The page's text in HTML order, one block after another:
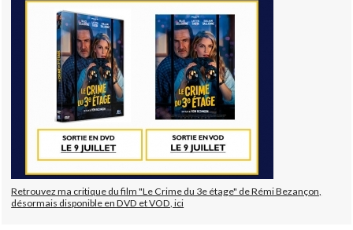
Retrouvez ma critique du film "Le Crime du 3e étage" de Rémi Bezançon,
désormais disponible en DVD et VOD, ici